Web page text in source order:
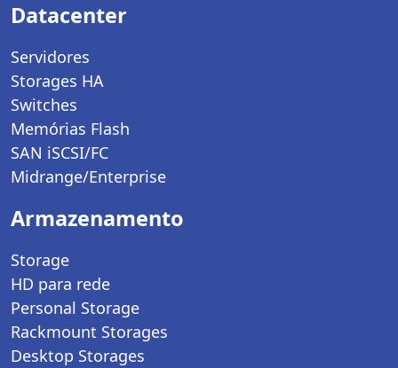
Datacenter
Servidores
Storages HA
Switches
Memórias Flash
SAN iSCSI/FC
Midrange/Enterprise
Armazenamento
Storage
HD para rede
Personal Storage
Rackmount Storages
Desktop Storages